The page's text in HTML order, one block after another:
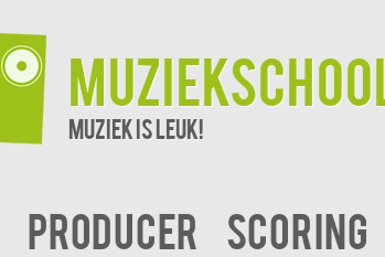
Muziek is leuk!
Producer
Scoring